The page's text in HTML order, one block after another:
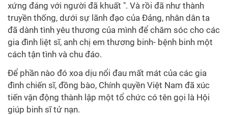
xứng đáng với người đã khuất ". Và rồi đã như thành
truyền thống, dưới sự lãnh đạo của Đảng, nhân dân ta
đã dành tình yêu thương của mình để chăm sóc cho các
gia đình liệt sĩ, anh chị em thương binh- bệnh binh một
cách tận tình và chu đáo.
Để phần nào đó xoa dịu nổi đau mất mát của các gia
đình chiến sĩ, đồng bào, Chính quyền Việt Nam đã xúc
tiến vận động thành lập một tổ chức có tên gọi là Hội
giúp binh sĩ tử nạn.